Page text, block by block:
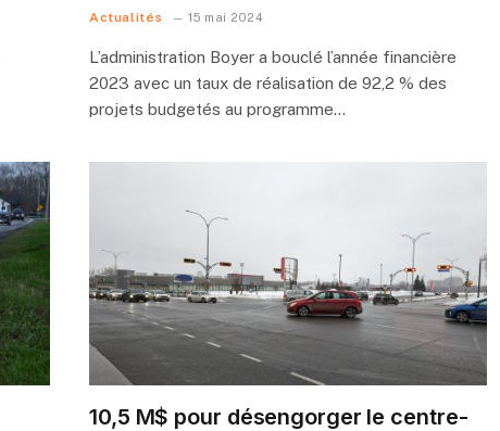
Actualités 15 mai 2024
L’administration Boyer a bouclé l’année financière
2023 avec un taux de réalisation de 92,2 % des
projets budgetés au programme…
10,5 M$ pour désengorger le centre-